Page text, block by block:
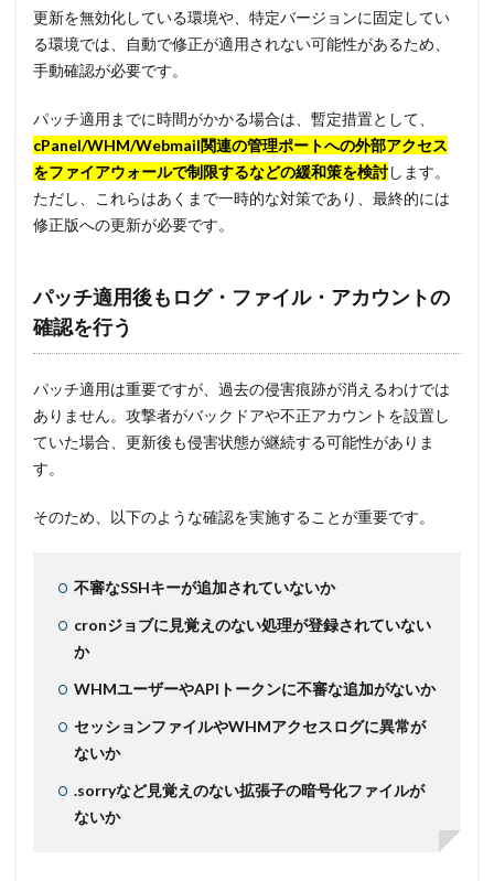
更新を無効化している環境や、特定バージョンに固定してい
る環境では、自動で修正が適用されない可能性があるため、
手動確認が必要です。
パッチ適用までに時間がかかる場合は、暫定措置として、
cPanel/WHM/Webmail関連の管理ポートへの外部アクセス
をファイアウォールで制限するなどの緩和策を検討します。
ただし、これらはあくまで一時的な対策であり、最終的には
修正版への更新が必要です。
パッチ適用後もログ・ファイル・アカウントの
確認を行う
パッチ適用は重要ですが、過去の侵害痕跡が消えるわけでは
ありません。攻撃者がバックドアや不正アカウントを設置し
ていた場合、更新後も侵害状態が継続する可能性がありま
す。
そのため、以下のような確認を実施することが重要です。
不審なSSHキーが追加されていないか
cronジョブに見覚えのない処理が登録されていない
か
WHMユーザーやAPIトークンに不審な追加がないか
セッションファイルやWHMアクセスログに異常が
ないか
.sorryなど見覚えのない拡張子の暗号化ファイルが
ないか